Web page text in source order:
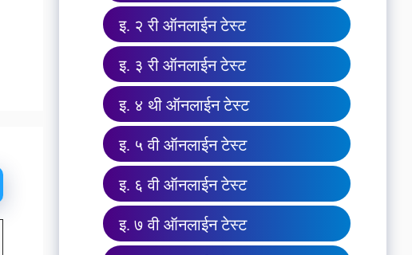
इ. २ री ऑनलाईन टेस्ट
इ. ३ री ऑनलाईन टेस्ट
इ. ४ थी ऑनलाईन टेस्ट
इ. ५ वी ऑनलाईन टेस्ट
इ. ६ वी ऑनलाईन टेस्ट
इ. ७ वी ऑनलाईन टेस्ट